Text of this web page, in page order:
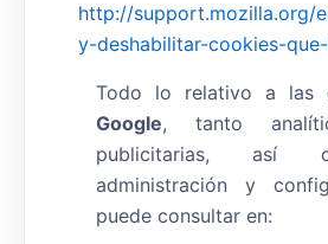
http://support.mozilla.org/
y-deshabilitar-cookies-
Todo lo relativo a las
Google, tanto
publicitarias, así
administración y
puede consultar en: